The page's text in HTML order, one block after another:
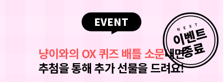
EVENT
냥이와의 OX 퀴즈 배틀 소문내면
추첨을 통해 추가 선물을 드려요!